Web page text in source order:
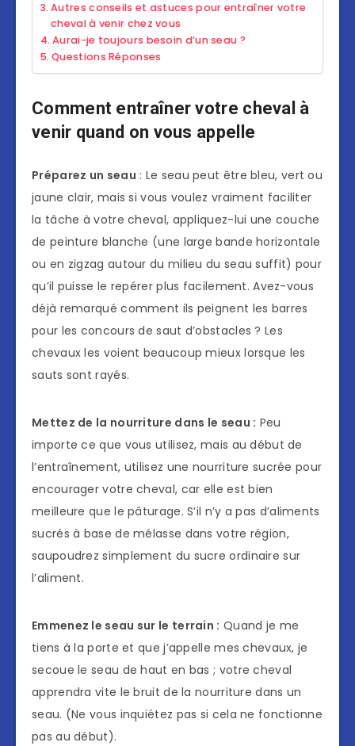
Autres conseils et astuces pour entraîner votre
cheval à venir chez vous
Aurai-je toujours besoin d’un seau ?
Questions Réponses
Comment entraîner votre cheval à
venir quand on vous appelle
Préparez un seau : Le seau peut être bleu, vert ou
jaune clair, mais si vous voulez vraiment faciliter
la tâche à votre cheval, appliquez-lui une couche
de peinture blanche (une large bande horizontale
ou en zigzag autour du milieu du seau suffit) pour
qu’il puisse le repérer plus facilement. Avez-vous
déjà remarqué comment ils peignent les barres
pour les concours de saut d’obstacles ? Les
chevaux les voient beaucoup mieux lorsque les
sauts sont rayés.
Mettez de la nourriture dans le seau : Peu
importe ce que vous utilisez, mais au début de
l’entraînement, utilisez une nourriture sucrée pour
encourager votre cheval, car elle est bien
meilleure que le pâturage. S’il n’y a pas d’aliments
sucrés à base de mélasse dans votre région,
saupoudrez simplement du sucre ordinaire sur
l’aliment.
Emmenez le seau sur le terrain : Quand je me
tiens à la porte et que j’appelle mes chevaux, je
secoue le seau de haut en bas ; votre cheval
apprendra vite le bruit de la nourriture dans un
seau. (Ne vous inquiétez pas si cela ne fonctionne
pas au début).